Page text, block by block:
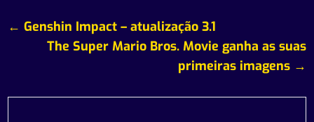
Navegação
← Genshin Impact – atualização 3.1
The Super Mario Bros. Movie ganha as suas
primeiras imagens →